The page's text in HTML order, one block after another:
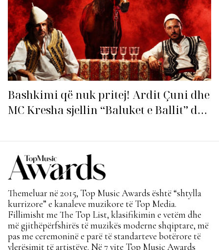
Bashkimi që nuk pritej! Ardit Çuni dhe
MC Kresha sjellin “Baluket e Ballit” dhe
Themeluar në 2015, Top Music Awards është “shtylla
kurrizore” e kanaleve muzikore të Top Media.
Fillimisht me The Top List, klasifikimin e vetëm dhe
më gjithëpërfshirës të muzikës moderne shqiptare, më
pas me ceremoninë e parë të standarteve botërore të
vlerësimit të artistëve. Në 7 vite Top Music Awards